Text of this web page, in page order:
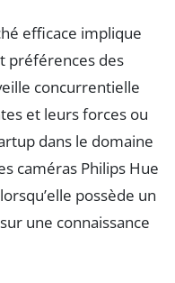
efficace implique
préférences des
concurrentielle
et leurs forces ou
dans le domaine
caméras Philips Hue
possède un
une connaissance